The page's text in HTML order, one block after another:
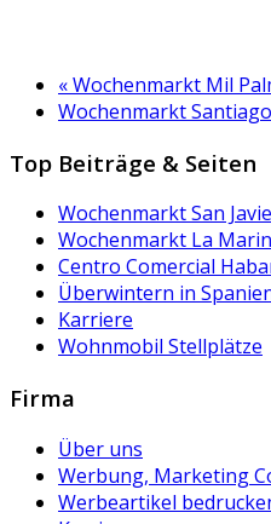
«Wochenmarkt Mil
Wochenmarkt
Top Beiträge & Seiten
Wochenmarkt San
Wochenmarkt La
Centro Comercial
Überwintern in
Karriere
Wohnmobil Stellplätze
Firma
Über uns
Werbung, Marketing
Werbeartikel